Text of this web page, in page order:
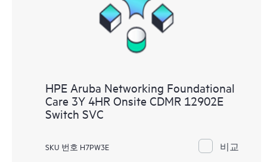
HPE Aruba Networking Foundational
Care 3Y 4HR Onsite CDMR 12902E
Switch SVC
SKU 번호 H7PW3E 비교